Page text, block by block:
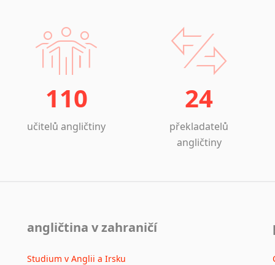
110
učitelů angličtiny
24
překladatelů
angličtiny
angličtina v zahraničí
Studium v Anglii a Irsku